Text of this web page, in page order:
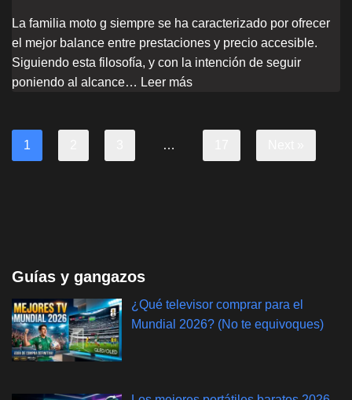
La familia moto g siempre se ha caracterizado por ofrecer
el mejor balance entre prestaciones y precio accesible.
Siguiendo esta filosofía, y con la intención de seguir
poniendo al alcance… Leer más
1 …
Guías y gangazos
¿Qué televisor comprar para el
Mundial 2026? (No te equivoques)